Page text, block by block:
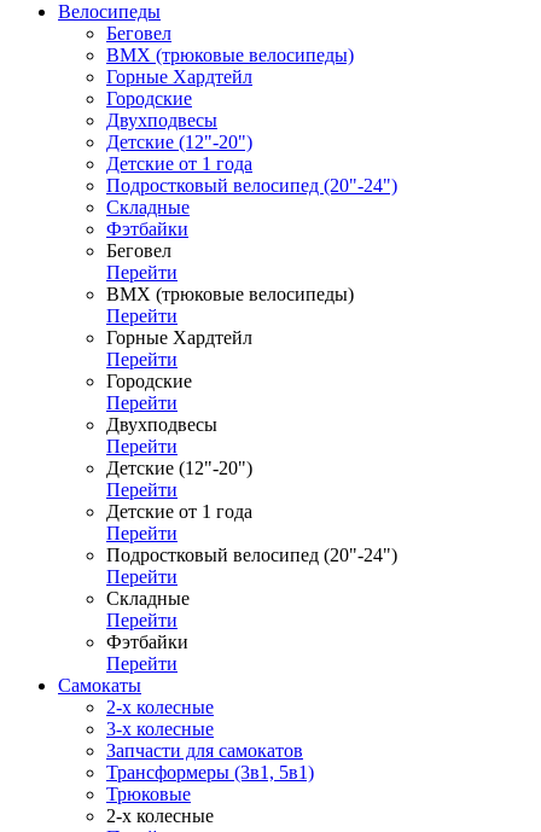
Велосипеды
Беговел
ВМХ (трюковые велосипеды)
Горные Хардтейл
Городские
Двухподвесы
Детские (12"-20")
Детские от 1 года
Подростковый велосипед (20"-24")
Складные
Фэтбайки
Беговел
Перейти
ВМХ (трюковые велосипеды)
Перейти
Горные Хардтейл
Перейти
Городские
Перейти
Двухподвесы
Перейти
Детские (12"-20")
Перейти
Детские от 1 года
Перейти
Подростковый велосипед (20"-24")
Перейти
Складные
Перейти
Фэтбайки
Перейти
Самокаты
2-х колесные
3-х колесные
Запчасти для самокатов
Трансформеры (3в1, 5в1)
Трюковые
2-х колесные